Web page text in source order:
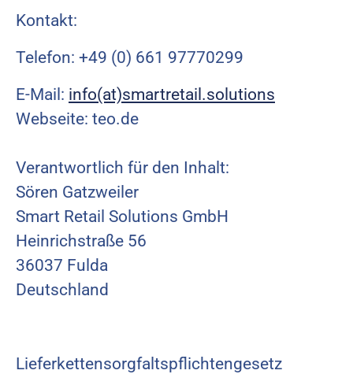
Kontakt:
Telefon: +49 (0) 661 97770299
E-Mail: info(at)smartretail.solutions
Webseite: teo.de
Verantwortlich für den Inhalt:
Sören Gatzweiler
Smart Retail Solutions GmbH
Heinrichstraße 56
36037 Fulda
Deutschland
Lieferkettensorgfaltspflichtengesetz